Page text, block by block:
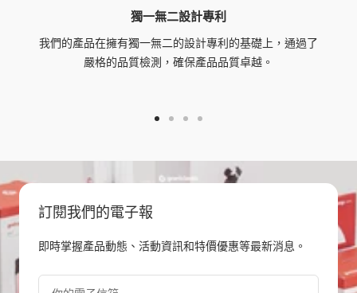
獨一無二設計專利
我們的產品在擁有獨一無二的設計專利的基礎上，通過了
嚴格的品質檢測，確保產品品質卓越。
slide
1
slide
2
slide
3
slide
4
訂閱我們的電子報
即時掌握產品動態、活動資訊和特價優惠等最新消息。